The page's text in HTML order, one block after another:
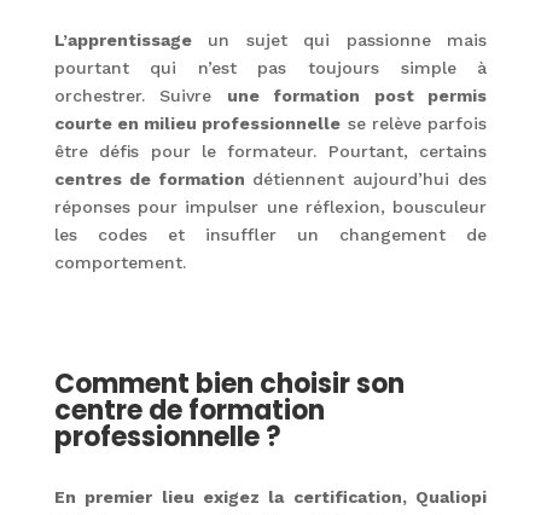
L’apprentissageun sujet qui passionne mais
pourtant qui n’est pas toujours simple à
orchestrer. Suivre une formation post permis
courte en milieu professionnelle se relève parfois
être défis pour le formateur. Pourtant, certains
centres de formation détiennent aujourd’hui des
réponses pour impulser une réflexion, bousculeur
les codes et insuffler un changement de
comportement.
Comment bien choisir son
centre de formation
professionnelle ?
En premier lieu exigez la certification, Qualiopi